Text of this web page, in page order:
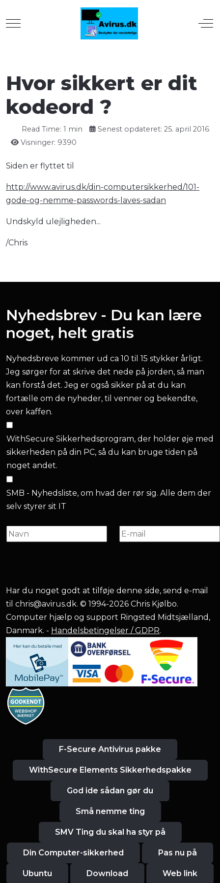
Mobile Menu Toggle
Hvor sikkert er dit
kodeord ?
Read Time: 1 min
Senest opdateret: 25. april 2016
Visninger: 9390
Siden er flyttet til
http://www.avirus.dk/din-computersikkerhed/101-
gode-og-nemme-passwords-laves-sadan
Undskyld ulejligheden...
/Chris
Nyhedsbrev - Du kan lære
noget, helt gratis
Nyhedsbreve kommer ud ca 10 til 15 stykker årligt.
Jeg sørger for at skrive det nede på jorden, så man
kan forstå det. Jeg er også sikker på at du kan
fortælle om de nyheder, til venner og bekendte,
over kaffen.
WithSecure Sikkerhedsprogram, der holder øje med
sikkerheden på din PC, så du kan bruge tiden på
noget andet.
SMB - Nyhedsliste, om hvad der rør sig. Alle dem der
selv styrer sit IT
Har du noget godt at tilføje denne side, send e-mail
til chris@avirus.dk. © 1994-2026 Chris Kjølbo.
Computer hjælp og support Ringsted Midtsjælland,
Danmark. - Handelsbetingelser / GDPR.
F-Secure Antivirus pakke
WithSecure Elements Sikkerhedspakke
God ide sådan gør du
Små nemme ting
SMV Ting du skal ha styr på
Din Computer-sikkerhed Pas nu på
Ubuntu Download Web link